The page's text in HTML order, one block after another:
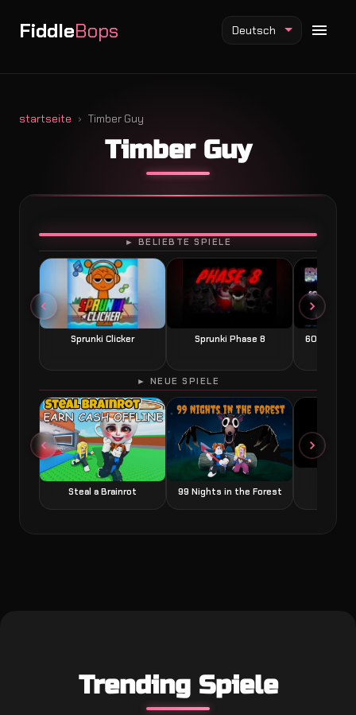
FiddleBops
Fiddlebops Mod
Incredibox Mod
Sprunki Mod
Deutsch
startseite Timber Guy
Timber Guy
► BELIEBTE SPIELE
Sprunki Clicker Sprunki Phase 8 60
SPIELEN
► NEUE SPIELE
Steal a Brainrot 99 Nights in the Forest
Trending Spiele